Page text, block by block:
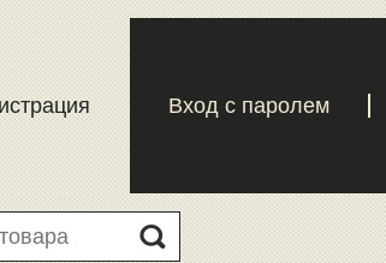
Вход с паролем